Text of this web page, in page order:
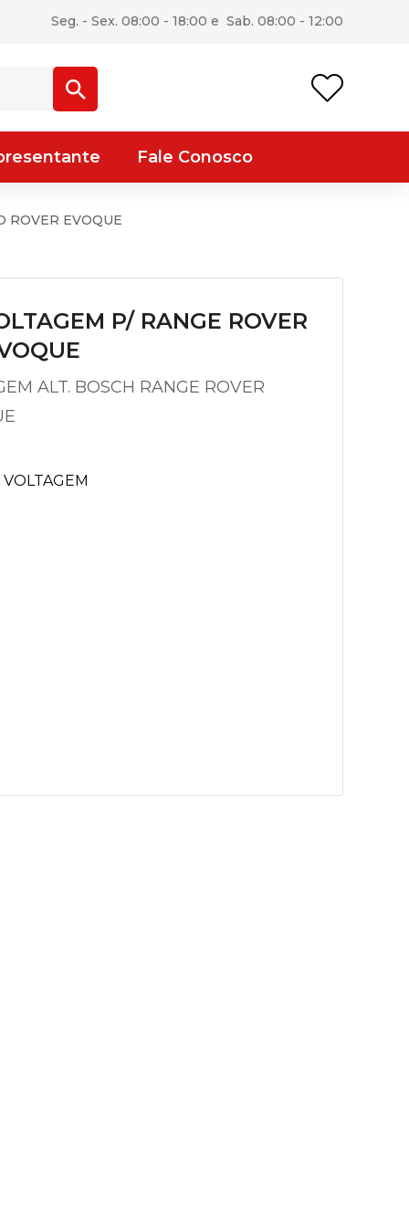
Seg. - Sex. 08:00 - 18:00 e Sab. 08:00 - 12:00
Fale Conosco
ROVER EVOQUE
P/ RANGE ROVER
ALT. BOSCH RANGE ROVER